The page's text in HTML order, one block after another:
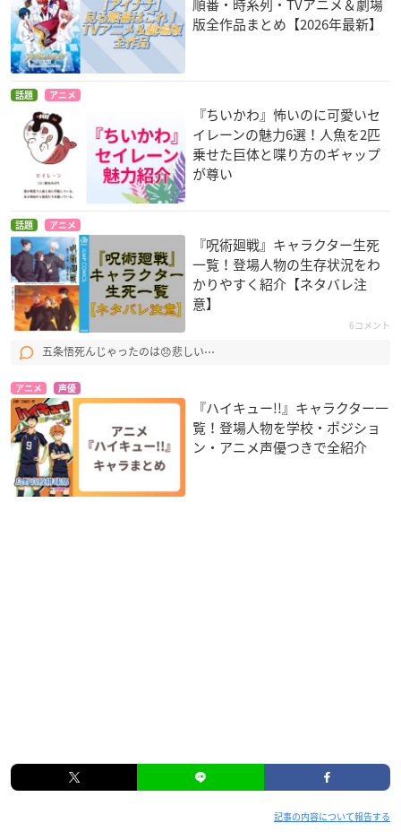
順番・時系列・TVアニメ＆劇場
版全作品まとめ【2026年最新】
話題 アニメ
『ちいかわ』怖いのに可愛いセ
イレーンの魅力6選！人魚を2匹
乗せた巨体と喋り方のギャップ
が尊い
話題 アニメ
『呪術廻戦』キャラクター生死
一覧！登場人物の生存状況をわ
かりやすく紹介【ネタバレ注
意】
6コメント
五条悟死んじゃったのは😞悲しい⋯
アニメ 声優
『ハイキュー!!』キャラクター一
覧！登場人物を学校・ポジショ
ン・アニメ声優つきで全紹介
記事の内容について報告する